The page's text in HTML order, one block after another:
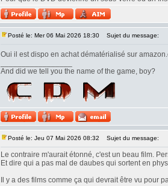
Posté le: Mer 06 Mai 2026 18:30 Sujet du message:
Oui il est dispo en achat dématérialisé sur
And did we tell you the name of the game, boy?
Posté le: Jeu 07 Mai 2026 08:32 Sujet du message:
Le contraire m'aurait étonné, c'est un beau film.
Et dire qui a pas mal de daubes qui sortent en
Il y a des films comme ça qui devrait être vu pour